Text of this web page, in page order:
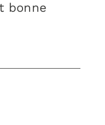
bonne